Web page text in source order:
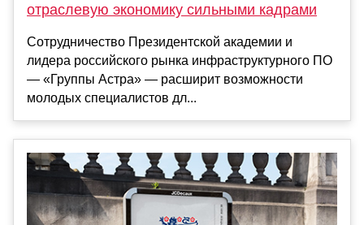
отраслевую экономику сильными кадрами
Сотрудничество Президентской академии и
лидера российского рынка инфраструктурного ПО
— «Группы Астра» — расширит возможности
молодых специалистов дл...